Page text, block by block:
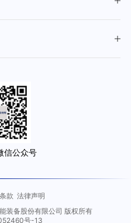
信公众号
款 法律声明
装备股份有限公司 版权所有
号-13